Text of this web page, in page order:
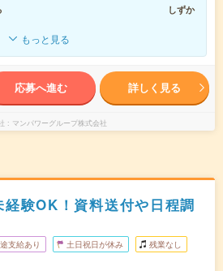
しずか
もっと見る
応募へ進む 詳しく見る
マンパワーグループ株式会社
験OK！資料送付や日程調
支給あり 土日祝日が休み 残業なし